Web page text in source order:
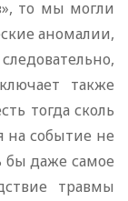
то мы могли
аномалии,
также
тогда сколь
на событие не
бы даже самое
травмы